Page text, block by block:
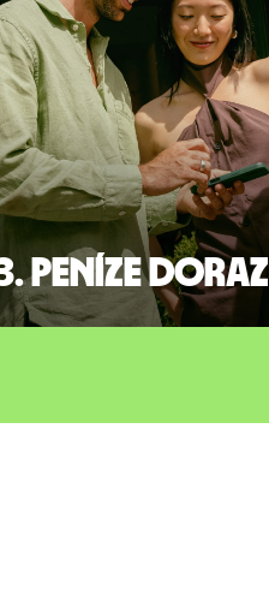
Peníze dorazí